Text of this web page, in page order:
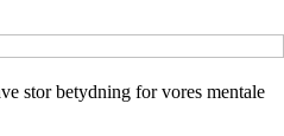
stor betydning for vores mentale